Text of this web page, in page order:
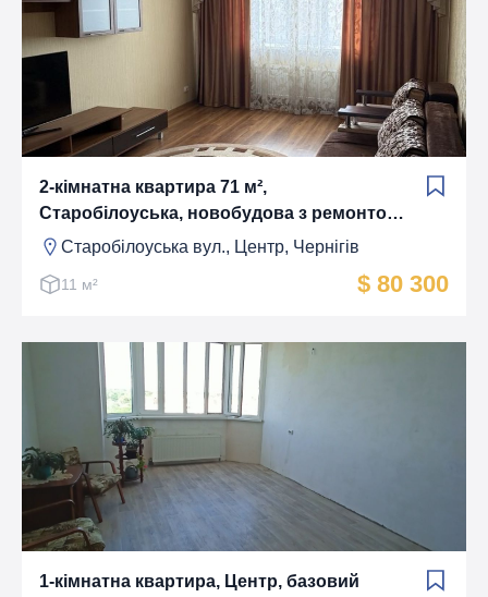
2-кімнатна квартира 71 м²,
Старобілоуська, новобудова з ремонтом,
меблі та техніка
Старобілоуська вул., Центр, Чернігів
11 м² $ 80 300
1-кімнатна квартира, Центр, базовий